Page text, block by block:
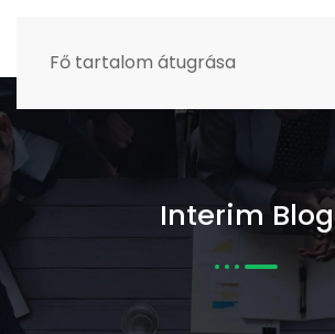
Fő tartalom átugrása
Interim Blog